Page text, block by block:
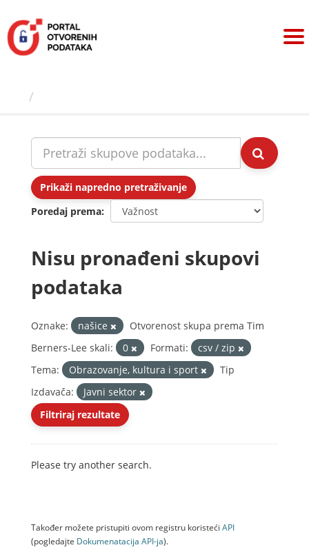
sadržaj
Prikaži napredno pretraživanje
Poredaj prema
Nisu pronađeni skupovi
podataka
Oznake: našice
Otvorenost skupa prema Tim
Berners-Lee skali:
0 Formati:
csv / zip
Tema:
Obrazovanje, kultura i sport
Tip
Izdavača:
Javni sektor
Filtriraj rezultate
Please try another search.
Također možete pristupiti ovom registru koristeći API
(pogledajte Dokumenаtаcijа API-jа).